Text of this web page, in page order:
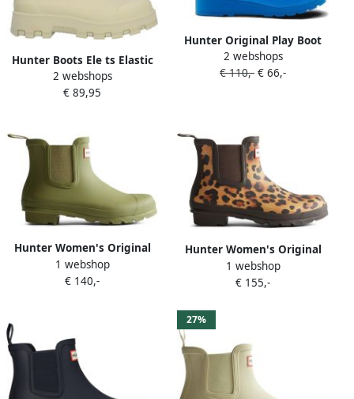
Hunter Boots Ele ts Elastic
Chelsea Boot Rubberlaarzen
beige
2 webshops
€ 89,95
Hunter Original Play Boot
Short Laars Dames Blauw
2 webshops
€ 110,- € 66,-
Hunter Women's Original
Chelsea Boots Lizard
1 webshop
€ 140,-
Hunter Women's Original
Chelsea Leopard Boots
Leopard Print Chocolate
1 webshop
€ 155,-
27%